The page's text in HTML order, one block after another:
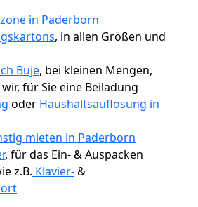
in Paderborn
, in allen Größen und
Buje, bei kleinen Mengen,
für Sie eine Beiladung
oder Haushaltsauflösung in
mieten in Paderborn
, für das Ein- & Auspacken
z.B. Klavier-&